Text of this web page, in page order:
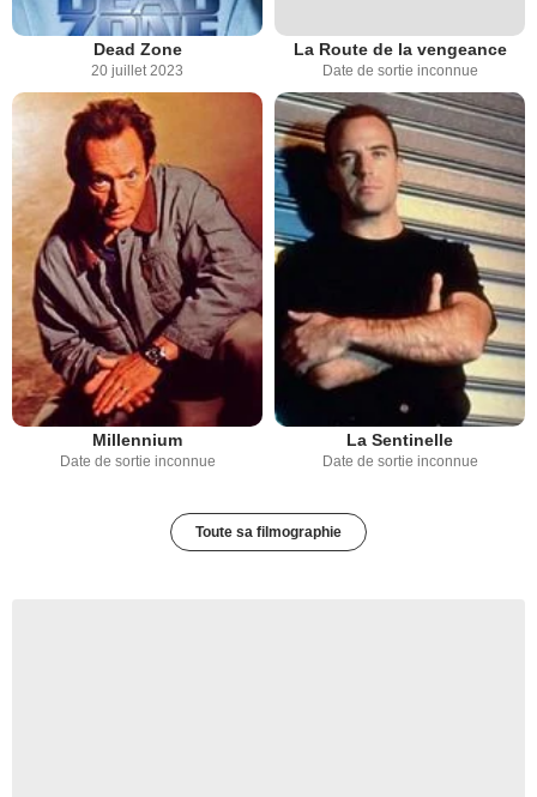
Dead Zone
20 juillet 2023
La Route de la vengeance
Date de sortie inconnue
Millennium
Date de sortie inconnue
La Sentinelle
Date de sortie inconnue
Toute sa filmographie